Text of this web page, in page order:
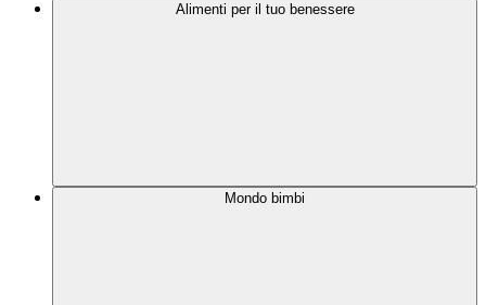
Alimenti per il tuo benessere
Mondo bimbi